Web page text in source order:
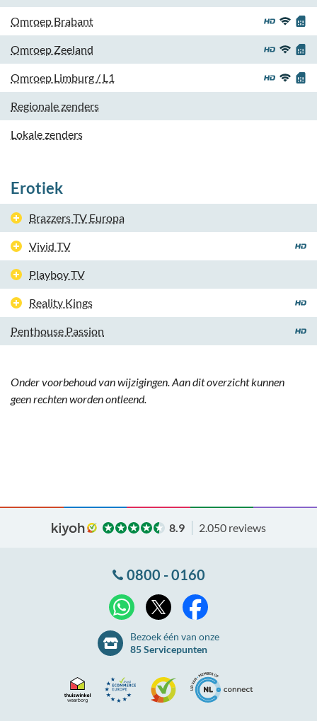
Omroep Brabant
Omroep Zeeland
Omroep Limburg / L1
Regionale zenders
Lokale zenders
Erotiek
Brazzers TV Europa
Vivid TV
Playboy TV
Reality Kings
Penthouse Passion
Onder voorbehoud van wijzigingen. Aan dit overzicht kunnen
geen rechten worden ontleend.
8.9 2.050 reviews
0800 - 0160
WhatsApp
Bezoek één van onze
85 Servicepunten